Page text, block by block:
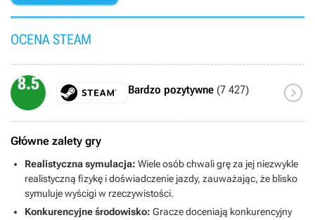
OCENA STEAM
8.5 Bardzo pozytywne (7 427) 
Główne zalety gry
Realistyczna symulacja: Wiele osób chwali grę za jej niezwykle
realistyczną fizykę i doświadczenie jazdy, zauważając, że blisko
symuluje wyścigi w rzeczywistości.
Konkurencyjne środowisko: Gracze doceniają konkurencyjny